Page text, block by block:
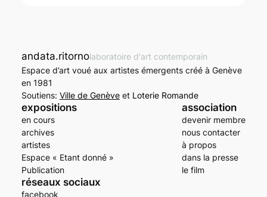
andata.ritornolaboratoire d'art contemporain
Espace d’art voué aux artistes émergents créé à Genève
en 1981
Soutiens: Ville de Genèveet Loterie Romande
expositions
en cours
archives
artistes
Espace « Etant donné »
Publication
association
devenir membre
nous contacter
à propos
dans la presse
le film
réseaux sociaux
facebook